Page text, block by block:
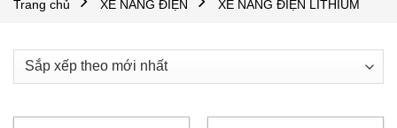
Trang chủ XE NÂNG ĐIỆN XE NÂNG ĐIỆN LITHIUM